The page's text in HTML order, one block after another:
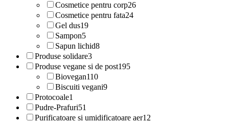
Cosmetice pentru corp26
Cosmetice pentru fata24
Gel dus19
Sampon5
Sapun lichid8
Produse solidare3
Produse vegane si de post195
Biovegan110
Biscuiti vegani9
Protocoale1
Pudre-Prafuri51
Purificatoare si umidificatoare aer12